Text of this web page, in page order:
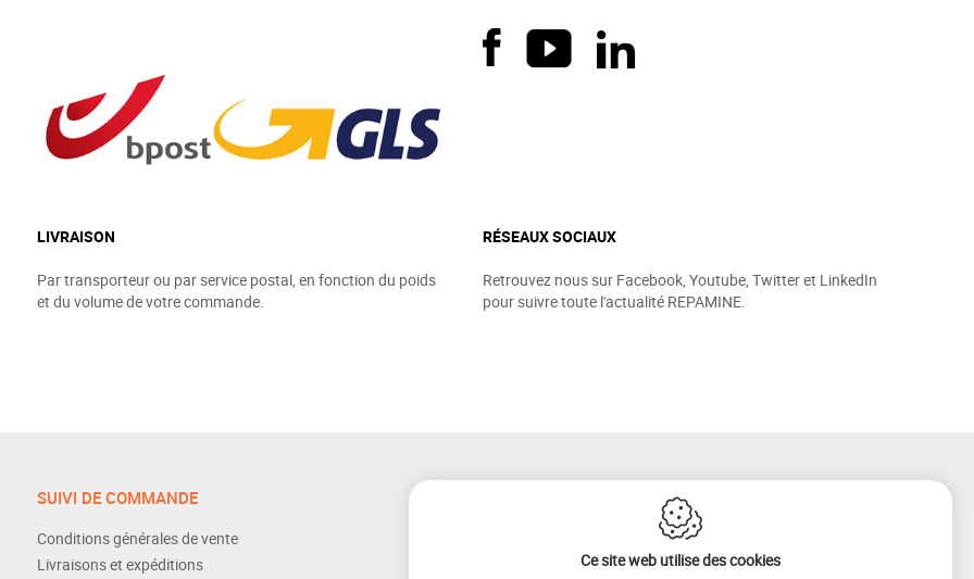
LIVRAISON
Par transporteur ou par service postal, en fonction du poids
et du volume de votre commande.
RÉSEAUX SOCIAUX
Retrouvez nous sur Facebook, Youtube, Twitter et LinkedIn
pour suivre toute l'actualité REPAMINE.
SUIVI DE COMMANDE
Conditions générales de vente
Livraisons et expéditions
Ce site web utilise des cookies